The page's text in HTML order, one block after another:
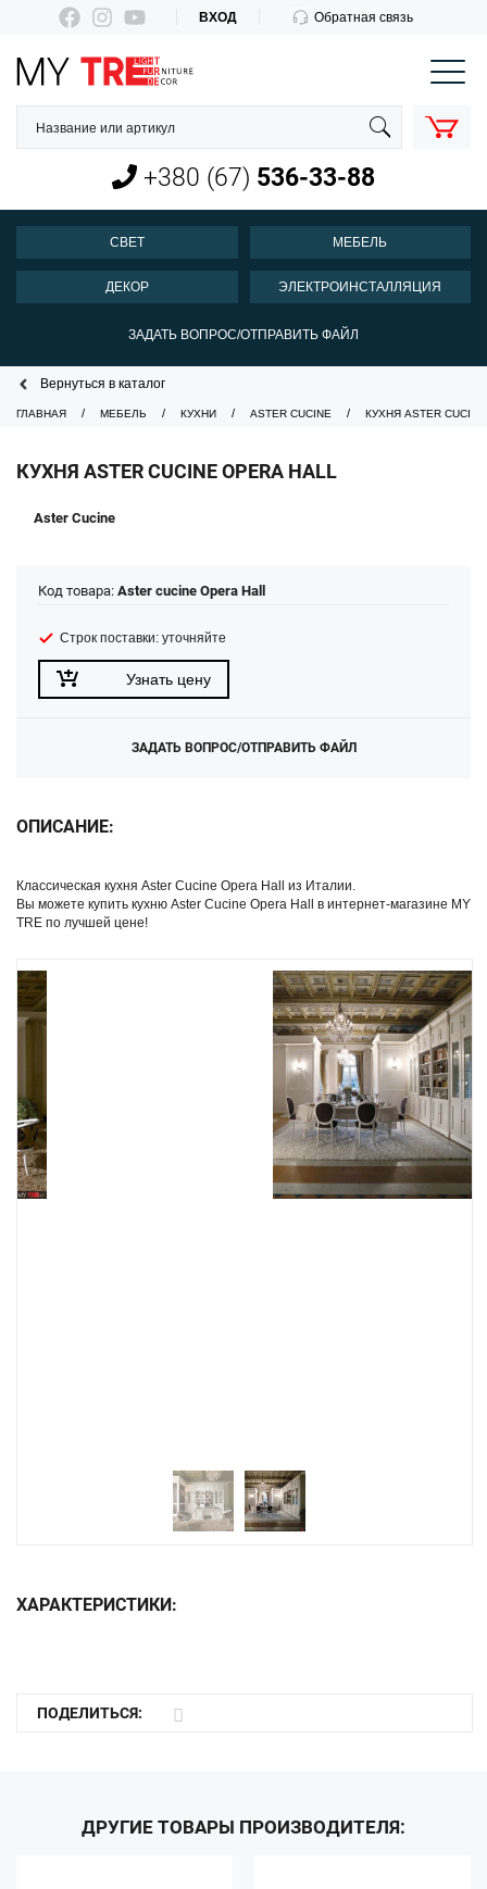
ВХОД Обратная связь
О нас
Оплата и доставка
Контакты
+380 (67)536-33-88
КОРЗИНА
+380 (67) 536-33-88
СВЕТ МЕБЕЛЬ
ДЕКОР ЭЛЕКТРОИНСТАЛЛЯЦИЯ
ЗАДАТЬ ВОПРОС/ОТПРАВИТЬ ФАЙЛ
ГЛАВНАЯ МЕБЕЛЬ КУХНИ ASTER CUCINE КУХНЯ ASTER
Вернуться в каталог
ХАРАКТЕРИСТИКИ:
ПОДЕЛИТЬСЯ:
КУХНЯ ASTER CUCINE OPERA HALL
Aster Cucine
Код товара: Aster cucine Opera Hall
Строк поставки: уточняйте
Узнать цену
ЗАДАТЬ ВОПРОС/ОТПРАВИТЬ ФАЙЛ
ОПИСАНИЕ:
Классическая кухня Aster Cucine Opera Hall из Италии.
Вы можете купить кухню Aster Cucine Opera Hall в интернет-магазине MY
TRE по лучшей цене!
ДРУГИЕ ТОВАРЫ ПРОИЗВОДИТЕЛЯ: